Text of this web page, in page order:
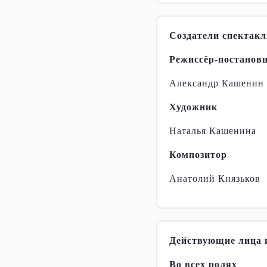
Создатели
Режиссёр-
Александр Кашенин
Художник
Наталья Кашенина
Композитор
Анатолий Князьков
Действующие лица
Во всех ролях